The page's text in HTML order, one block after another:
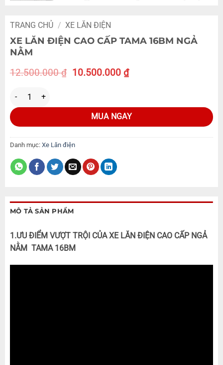
TRANG CHỦ / XE LĂN ĐIỆN
XE LĂN ĐIỆN CAO CẤP TAMA 16BM NGẢ
NẰM
12.500.000₫ 10.500.000 ₫
MUA NGAY
Danh mục: Xe Lăn điện
MÔ TẢ SẢN PHẨM
1.ƯU ĐIỂM VƯỢT TRỘI CỦA XE LĂN ĐIỆN CAO CẤP NGẢ
NẰM TAMA 16BM